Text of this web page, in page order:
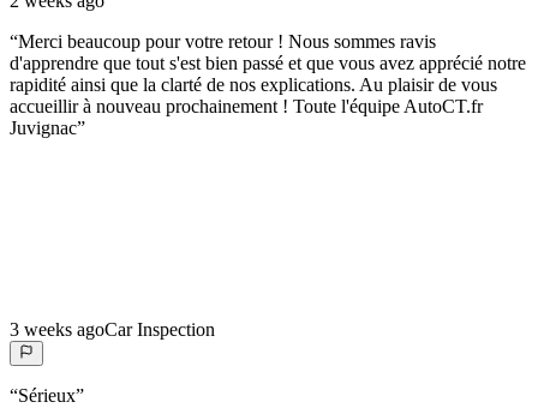
“Merci beaucoup pour votre retour ! Nous sommes ravis
d'apprendre que tout s'est bien passé et que vous avez apprécié notre
rapidité ainsi que la clarté de nos explications. Au plaisir de vous
accueillir à nouveau prochainement ! Toute l'équipe AutoCT.fr
Juvignac”
3 weeks agoCar Inspection
“Sérieux”